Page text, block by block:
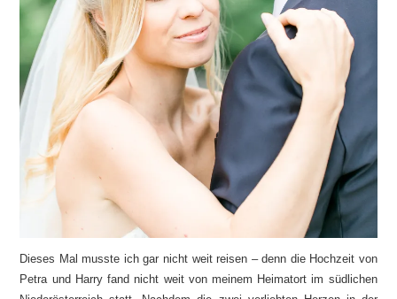
Dieses Mal musste ich gar nicht weit reisen – denn die Hochzeit von
Petra und Harry fand nicht weit von meinem Heimatort im südlichen